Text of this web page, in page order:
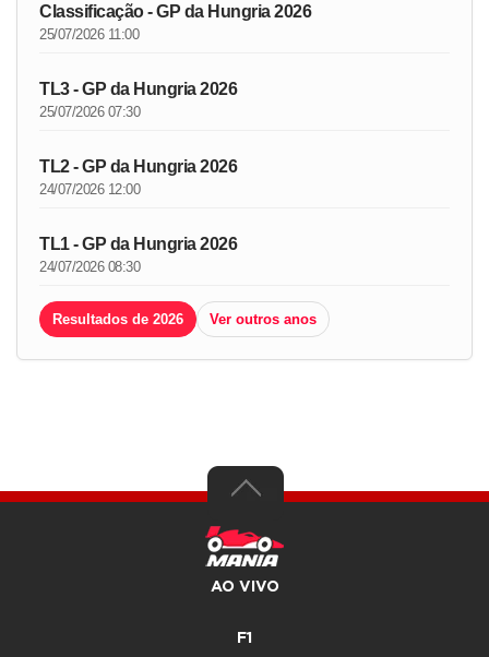
Classificação - GP da Hungria 2026
25/07/2026 11:00
TL3 - GP da Hungria 2026
25/07/2026 07:30
TL2 - GP da Hungria 2026
24/07/2026 12:00
TL1 - GP da Hungria 2026
24/07/2026 08:30
Resultados de 2026 Ver outros anos
AO VIVO
F1